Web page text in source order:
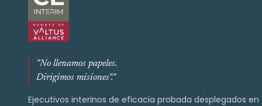
"No llenamos papeles.
Dirigimos misiones"."
Ejecutivos interinos de eficacia probada desplegados en